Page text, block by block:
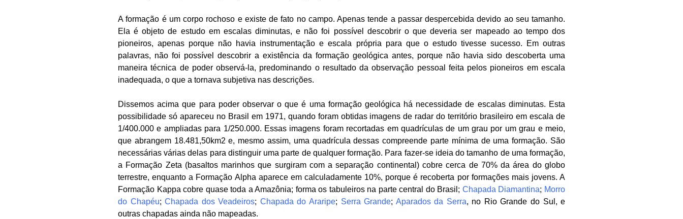
A formação é um corpo rochoso e existe de fato no campo. Apenas tende a passar despercebida devido ao seu tamanho.
Ela é objeto de estudo em escalas diminutas, e não foi possível descobrir o que deveria ser mapeado ao tempo dos
pioneiros, apenas porque não havia instrumentação e escala própria para que o estudo tivesse sucesso. Em outras
palavras, não foi possível descobrir a existência da formação geológica antes, porque não havia sido descoberta uma
maneira técnica de poder observá-la, predominando o resultado da observação pessoal feita pelos pioneiros em escala
inadequada, o que a tornava subjetiva nas descrições.
Dissemos acima que para poder observar o que é uma formação geológica há necessidade de escalas diminutas. Esta
possibilidade só apareceu no Brasil em 1971, quando foram obtidas imagens de radar do território brasileiro em escala de
1/400.000 e ampliadas para 1/250.000. Essas imagens foram recortadas em quadrículas de um grau por um grau e meio,
que abrangem 18.481,50km2 e, mesmo assim, uma quadrícula dessas compreende parte mínima de uma formação. São
necessárias várias delas para distinguir uma parte de qualquer formação. Para fazer-se ideia do tamanho de uma formação,
a Formação Zeta (basaltos marinhos que surgiram com a separação continental) cobre cerca de 70% da área do globo
terrestre, enquanto a Formação Alpha aparece em calculadamente 10%, porque é recoberta por formações mais jovens. A
Formação Kappa cobre quase toda a Amazônia; forma os tabuleiros na parte central do Brasil; Chapada Diamantina; Morro
do Chapéu;Chapada dos Veadeiros; Chapada do Araripe; Serra Grande; Aparados da Serra, no Rio Grande do Sul, e
outras chapadas ainda não mapeadas.